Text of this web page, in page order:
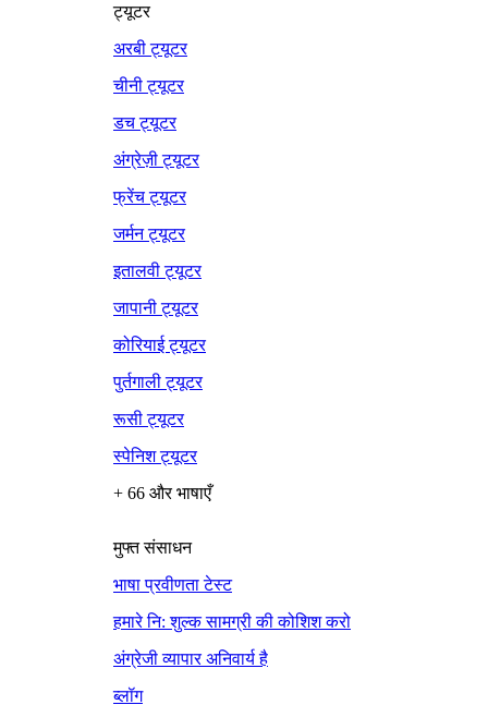
ट्यूटर
अरबी ट्यूटर
चीनी ट्यूटर
डच ट्यूटर
अंग्रेज़ी ट्यूटर
फ्रेंच ट्यूटर
जर्मन ट्यूटर
इतालवी ट्यूटर
जापानी ट्यूटर
कोरियाई ट्यूटर
पुर्तगाली ट्यूटर
रूसी ट्यूटर
स्पेनिश ट्यूटर
+ 66 और भाषाएँ
मुफ्त संसाधन
भाषा प्रवीणता टेस्ट
हमारे नि: शुल्क सामग्री की कोशिश करो
अंग्रेजी व्यापार अनिवार्य है
ब्लॉग